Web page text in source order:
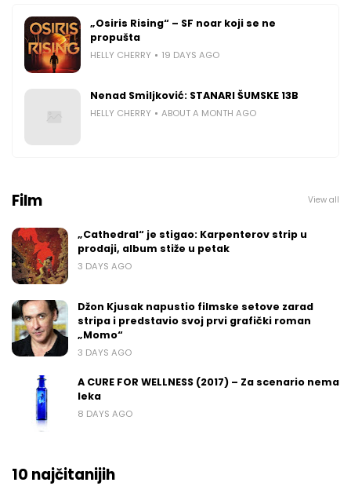
„Osiris Rising“ – SF noar koji se ne
propušta
HELLY CHERRY 19 DAYS AGO
Nenad Smiljković: STANARI ŠUMSKE 13B
HELLY CHERRY ABOUT A MONTH AGO
Film View all
„Cathedral“ je stigao: Karpenterov strip u
prodaji, album stiže u petak
3 DAYS AGO
Džon Kjusak napustio filmske setove zarad
stripa i predstavio svoj prvi grafički roman
„Momo“
3 DAYS AGO
A CURE FOR WELLNESS (2017) – Za scenario nema
leka
8 DAYS AGO
10 najčitanijih